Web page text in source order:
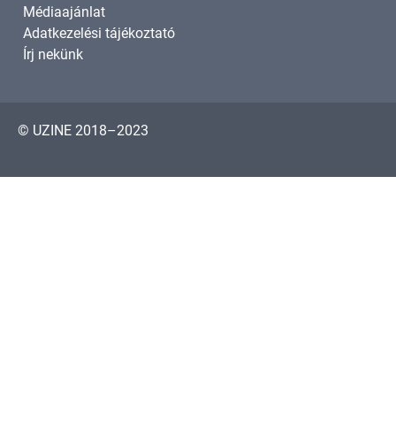
Médiaajánlat
Adatkezelési tájékoztató
Írj nekünk
© UZINE 2018–2023